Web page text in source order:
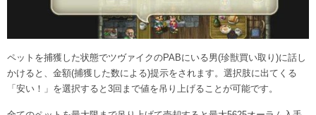
ペットを捕獲した状態でツヴァイクのPABにいる男(珍獣買い取り)に話し
かけると、金額(捕獲した数による)提示をされます。選択肢に出てくる
「安い！」を選択すると3回まで値を吊り上げることが可能です。